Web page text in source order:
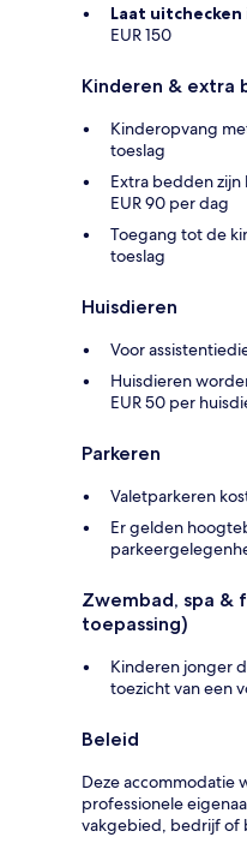
Laat uitchecken
EUR 150
Kinderen & extra
Kinderopvang
toeslag
Extra bedden
EUR 90 per dag
Toegang tot de
toeslag
Huisdieren
Voor
Huisdieren
EUR 50 per
Parkeren
Valetparkeren
Er gelden
Zwembad, spa &
toepassing)
Kinderen jonger
toezicht van een
Beleid
Deze accommodatie
professionele
vakgebied, bedrijf of